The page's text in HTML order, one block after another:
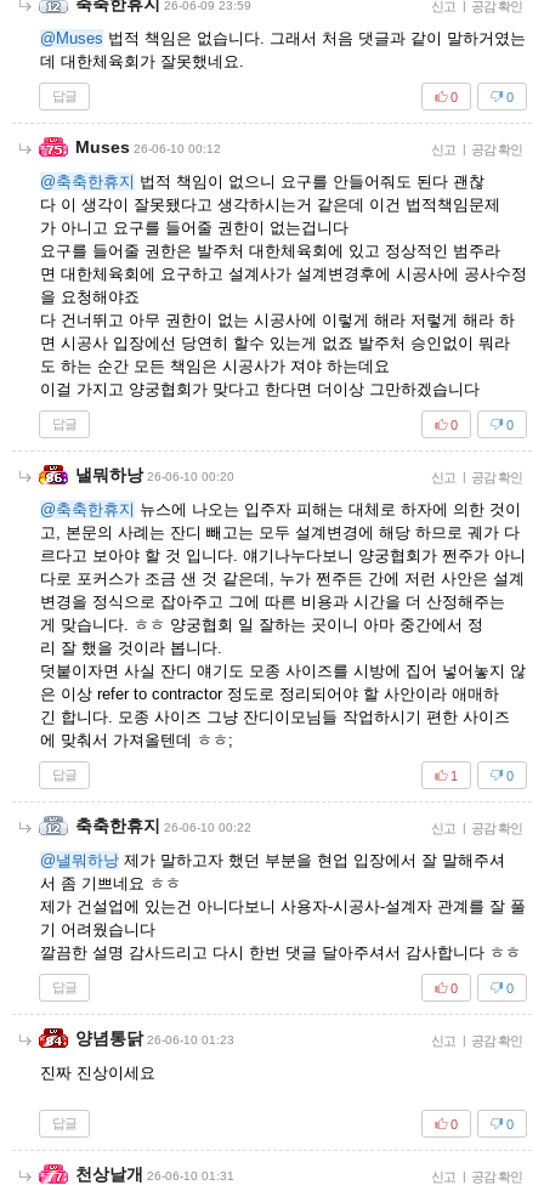
26-06-09 23:59 신고 | 공감 확인
@Muses 법적 책임은 없습니다. 그래서 처음 댓글과 같이 말하거였는
데 대한체육회가 잘못했네요.
답글 0
0
Muses 26-06-10 00:12 신고 | 공감 확인
@축축한휴지 법적 책임이 없으니 요구를 안들어줘도 된다 괜찮
다 이 생각이 잘못됐다고 생각하시는거 같은데 이건 법적책임문제
가 아니고 요구를 들어줄 권한이 없는겁니다
요구를 들어줄 권한은 발주처 대한체육회에 있고 정상적인 범주라
면 대한체육회에 요구하고 설계사가 설계변경후에 시공사에 공사수정
을 요청해야죠
다 건너뛰고 아무 권한이 없는 시공사에 이렇게 해라 저렇게 해라 하
면 시공사 입장에선 당연히 할수 있는게 없죠 발주처 승인없이 뭐라
도 하는 순간 모든 책임은 시공사가 져야 하는데요
이걸 가지고 양궁협회가 맞다고 한다면 더이상 그만하겠습니다
답글 0
0
낼뭐하낭 26-06-10 00:20 신고 | 공감 확인
@축축한휴지 뉴스에 나오는 입주자 피해는 대체로 하자에 의한 것이
고, 본문의 사례는 잔디 빼고는 모두 설계변경에 해당 하므로 궤가 다
르다고 보아야 할 것 입니다. 얘기나누다보니 양궁협회가 쩐주가 아니
다로 포커스가 조금 샌 것 같은데, 누가 쩐주든 간에 저런 사안은 설계
변경을 정식으로 잡아주고 그에 따른 비용과 시간을 더 산정해주는
게 맞습니다. ㅎㅎ 양궁협회 일 잘하는 곳이니 아마 중간에서 정
리 잘 했을 것이라 봅니다.
덧붙이자면 사실 잔디 얘기도 모종 사이즈를 시방에 집어 넣어놓지 않
은 이상 refer to contractor 정도로 정리되어야 할 사안이라 애매하
긴 합니다. 모종 사이즈 그냥 잔디이모님들 작업하시기 편한 사이즈
에 맞춰서 가져올텐데 ㅎㅎ;
답글 0
1
축축한휴지 26-06-10 00:22 신고 | 공감 확인
@낼뭐하낭 제가 말하고자 했던 부분을 현업 입장에서 잘 말해주셔
서 좀 기쁘네요 ㅎㅎ
제가 건설업에 있는건 아니다보니 사용자-시공사-설계자 관계를 잘 풀
기 어려웠습니다
깔끔한 설명 감사드리고 다시 한번 댓글 달아주셔서 감사합니다 ㅎㅎ
답글 0
0
양념통닭 26-06-10 01:23 신고 | 공감 확인
진짜 진상이세요
답글 0
0
천상날개 26-06-10 01:31 신고 | 공감 확인